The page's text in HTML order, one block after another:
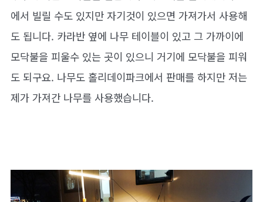
에서 빌릴 수도 있지만 자기것이 있으면 가져가서 사용해
도 됩니다. 카라반 옆에 나무 테이블이 있고 그 가까이에
모닥불을 피울수 있는 곳이 있으니 거기에 모닥불을 피워
도 되구요. 나무도 홀리데이파크에서 판매를 하지만 저는
제가 가져간 나무를 사용했습니다.